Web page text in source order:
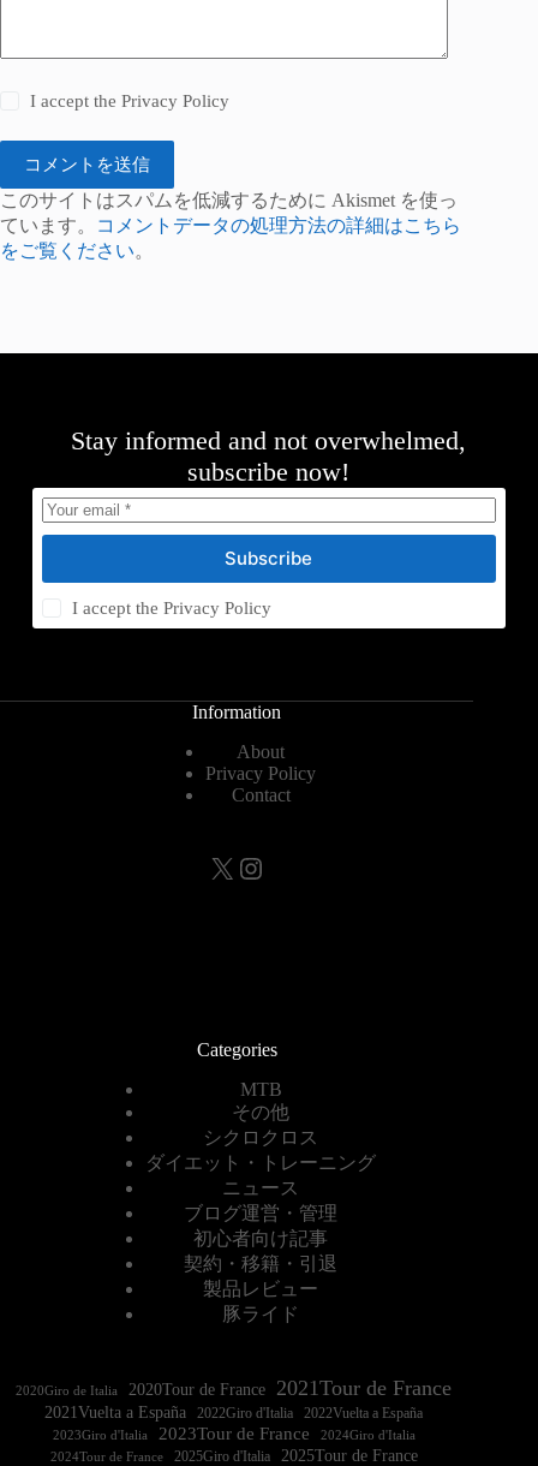
I accept thePrivacy Policy
コメントを送信
このサイトはスパムを低減するために Akismet を使っ
ています。
コメントデータの処理方法の詳細はこちら
をご覧ください。
Stay informed and not overwhelmed,
subscribe now!
Subscribe
I accept thePrivacy Policy
Information
About
Privacy Policy
Contact
X Instagram
Categories
MTB
その他
シクロクロス
ダイエット・トレーニング
ニュース
ブログ運営・管理
初心者向け記事
契約・移籍・引退
製品レビュー
豚ライド
2020Giro de Italia 2020Tour de France 2021Tour de France
2021Vuelta a España 2022Vuelta a España
2023Giro d'Italia 2023Tour de France
2024Tour de France
2025Giro d'Italia 2025Tour de France